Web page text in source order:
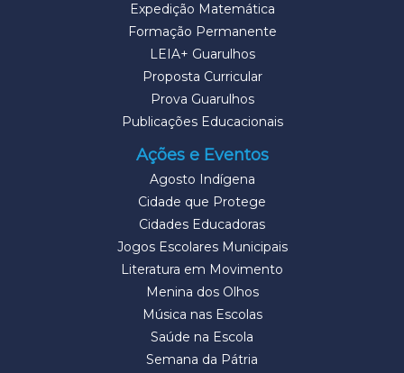
Expedição Matemática
Formação Permanente
LEIA+ Guarulhos
Proposta Curricular
Prova Guarulhos
Publicações Educacionais
Ações e Eventos
Agosto Indígena
Cidade que Protege
Cidades Educadoras
Jogos Escolares Municipais
Literatura em Movimento
Menina dos Olhos
Música nas Escolas
Saúde na Escola
Semana da Pátria